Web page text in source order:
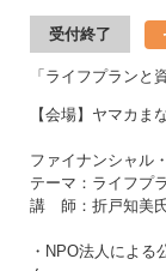
受付終了
「ライフプランと
【会場】ヤマカ
ファイナンシャル
テーマ：ライフプ
講 師：折戸知美
・NPO法人によ